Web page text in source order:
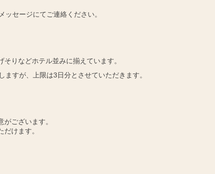
セージにてご連絡ください。
りなどホテル並みに揃えています。
すが、上限は3日分とさせていただきます。
ございます。
けます。